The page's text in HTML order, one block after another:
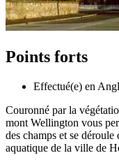
Points forts
Effectué(e) en
Couronné par la
mont Wellington vous
des champs et se
aquatique de la ville de